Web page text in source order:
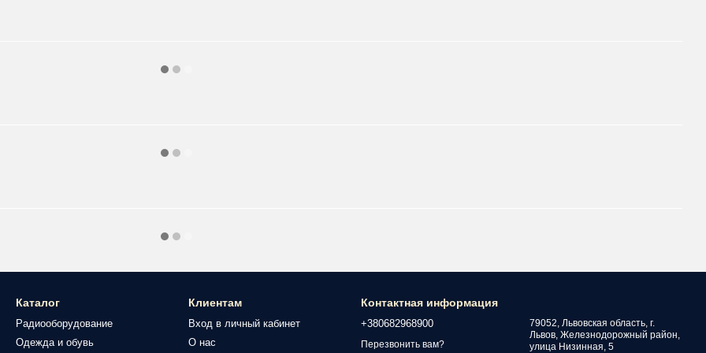
Каталог
Радиооборудование
Одежда и обувь
Клиентам
Вход в личный кабинет
О нас
Контактная информация
+380682968900
Перезвонить вам?
79052, Львовская область, г.
Львов, Железнодорожный район,
улица Низинная, 5